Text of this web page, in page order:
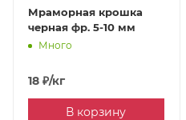
Мраморная крошка
черная фр. 5-10 мм
Много
18 ₽/кг
В корзину